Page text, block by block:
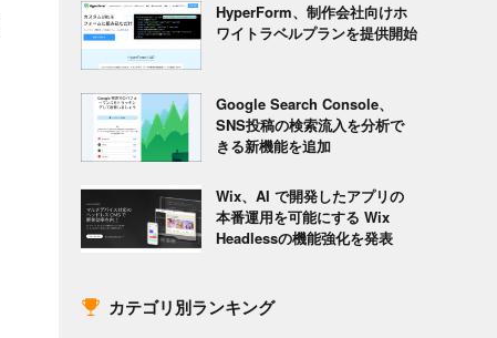
HyperForm、制作会社向けホ
ワイトラベルプランを提供開始
Google Search Console、
SNS投稿の検索流入を分析で
きる新機能を追加
Wix、AI で開発したアプリの
本番運用を可能にする Wix
Headlessの機能強化を発表
カテゴリ別ランキング